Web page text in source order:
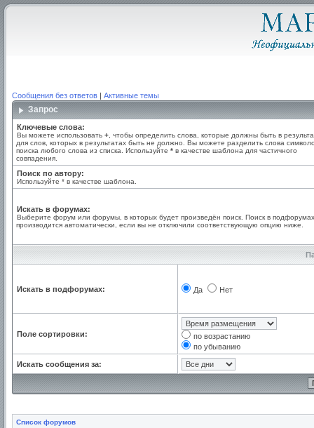
Сообщения без ответов | Активные темы
Запрос
Ключевые слова:
Вы можете использовать + , чтобы определить слова, которые должны быть в
для слов, которых в результатах быть не должно. Вы можете разделить слова
поиска любого слова из списка. Используйте * в качестве шаблона для частичного
совпадения.
Поиск по автору:
Используйте * в качестве шаблона.
Искать в форумах:
Выберите форум или форумы, в которых будет произведён поиск. Поиск в подфорумах
производится автоматически, если вы не отключили соответствующую опцию ниже.
Искать в подфорумах: Да Нет
Поле сортировки:
по возрастанию
по убыванию
Искать сообщения за:
Список форумов